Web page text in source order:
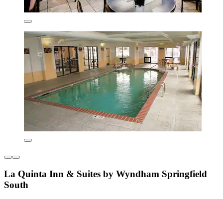
La Quinta Inn & Suites by Wyndham Springfield
South